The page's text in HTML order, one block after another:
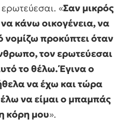
«Σαν μικρός
κάνω οικογένεια, να
νομίζω προκύπτει όταν
τον ερωτεύεσαι
το θέλω. Έγινα ο
να έχω και τώρα
να είμαι ο μπαμπάς
κόρη μου».